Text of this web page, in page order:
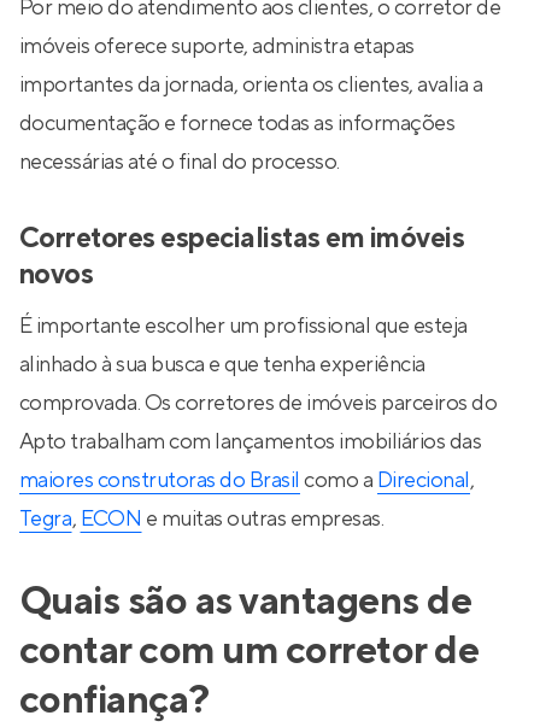
Por meio do atendimento aos clientes, o corretor de
imóveis oferece suporte, administra etapas
importantes da jornada, orienta os clientes, avalia a
documentação e fornece todas as informações
necessárias até o final do processo.
Corretores especialistas em imóveis
novos
É importante escolher um profissional que esteja
alinhado à sua busca e que tenha experiência
comprovada. Os corretores de imóveis parceiros do
Apto trabalham com lançamentos imobiliários das
maiores construtoras do Brasil como a Direcional,
Tegra, ECON e muitas outras empresas.
Quais são as vantagens de
contar com um corretor de
confiança?